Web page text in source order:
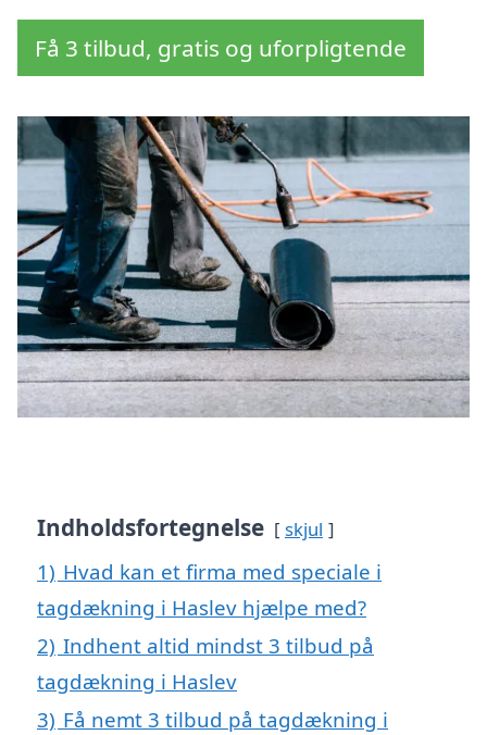
Få 3 tilbud, gratis og uforpligtende
Indholdsfortegnelse skjul
1) Hvad kan et firma med speciale i
tagdækning i Haslev hjælpe med?
2) Indhent altid mindst 3 tilbud på
tagdækning i Haslev
3) Få nemt 3 tilbud på tagdækning i